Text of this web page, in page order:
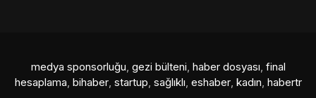
medya sponsorluğu, gezi bülteni, haber dosyası, final
hesaplama, bihaber, startup, sağlıklı, eshaber, kadın, habertr